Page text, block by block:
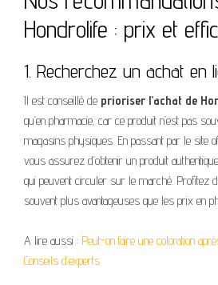
Hondrolife : prix et
1. Recherchez un achat en
Il est conseillé de prioriser l’achat de
qu’en pharmacie, car ce produit n’est pas
magasins physiques. En passant par le site
vous assurez d’obtenir un produit
qui peuvent circuler sur le marché. Profitez
souvent plus avantageuses que les prix en
A lire aussi : Peut-on faire une coloration
Conseils d’experts